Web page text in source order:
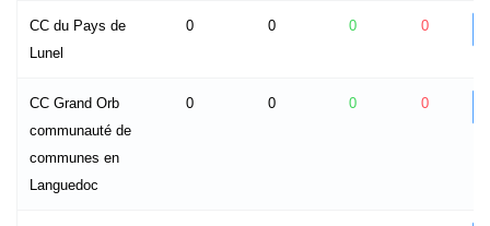
CC du Pays de
Lunel
0 0 0 0
CC Grand Orb
communauté de
communes en
Languedoc
0 0 0 0